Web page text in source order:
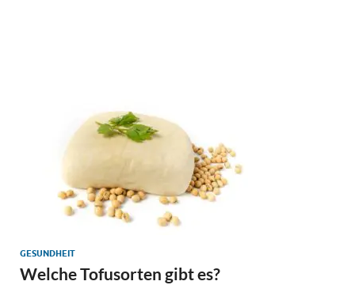
GESUNDHEIT
Welche Tofusorten gibt es?